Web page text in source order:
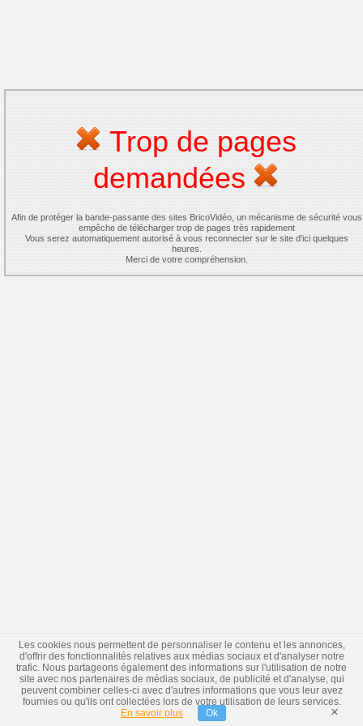
Trop de pages
demandées
Afin de protéger la bande-passante des sites BricoVidéo, un mécanisme de sécurité vous
empêche de télécharger trop de pages très rapidement
Vous serez automatiquement autorisé à vous reconnecter sur le site d'ici quelques
heures.
Merci de votre compréhension.
Les cookies nous permettent de personnaliser le contenu et les annonces,
d'offrir des fonctionnalités relatives aux médias sociaux et d'analyser notre
trafic. Nous partageons également des informations sur l'utilisation de notre
site avec nos partenaires de médias sociaux, de publicité et d'analyse, qui
peuvent combiner celles-ci avec d'autres informations que vous leur avez
fournies ou qu'ils ont collectées lors de votre utilisation de leurs services.
En savoir plus
Ok ×